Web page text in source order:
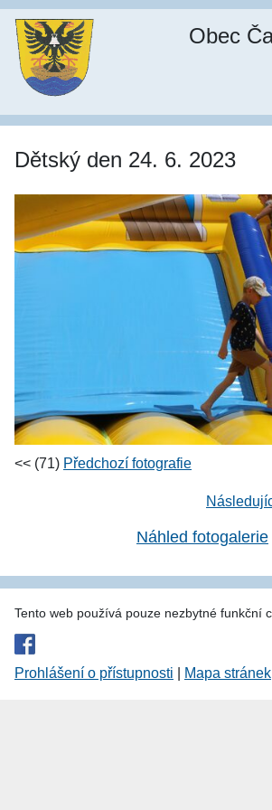
Obec
Dětský den 24. 6. 2023
<< (71) Předchozí fotografie
Náhled fotogalerie
Tento web používá pouze nezbytné funkční
Prohlášení o přístupnosti Mapa stránek